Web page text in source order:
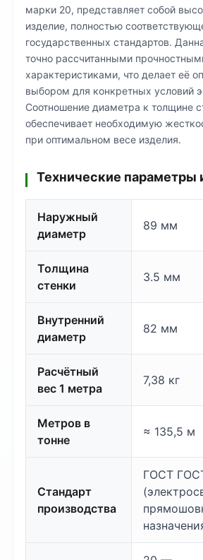
марки 20, представляет собой
изделие, полностью
государственных стандартов.
точно рассчитанными
характеристиками, что делает её
выбором для конкретных условий
Соотношение диаметра к толщине
обеспечивает необходимую
при оптимальном весе изделия.
Технические параметры
Наружный
диаметр
89 мм
Толщина
стенки
3.5 мм
Внутренний
диаметр
82 мм
Расчётный
вес 1 метра
7,38 кг
Метров в
тонне
≈ 135,5 м
Стандарт
производства
ГОСТ